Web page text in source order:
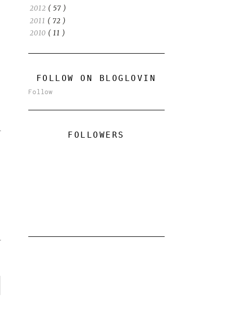
2012 ( 57 )
2011 ( 72 )
2010 ( 11 )
FOLLOW ON BLOGLOVIN
Follow
FOLLOWERS